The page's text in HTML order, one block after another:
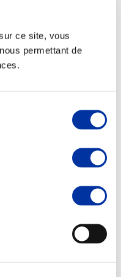
ce site, vous
permettant de